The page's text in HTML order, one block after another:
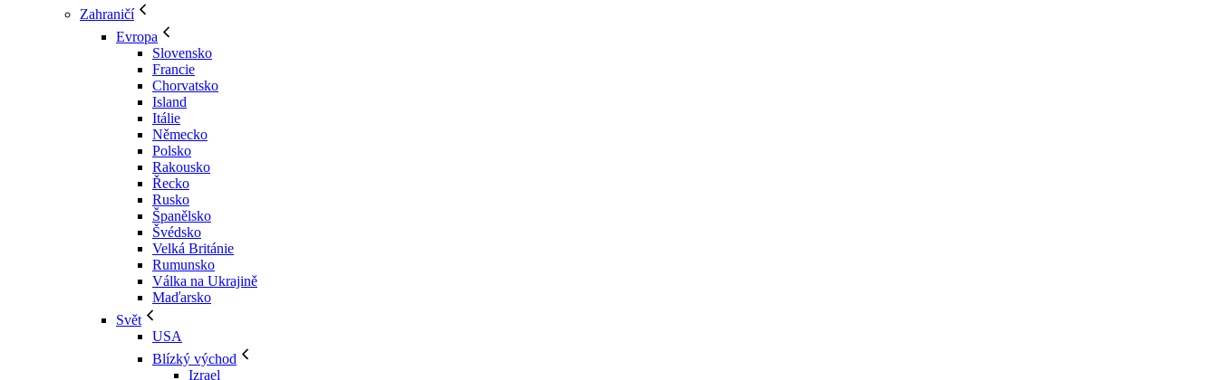
Zahraničí
Evropa
Slovensko
Francie
Chorvatsko
Island
Itálie
Německo
Polsko
Rakousko
Řecko
Rusko
Španělsko
Švédsko
Velká Británie
Rumunsko
Válka na Ukrajině
Maďarsko
Svět
USA
Blízký východ
Izrael